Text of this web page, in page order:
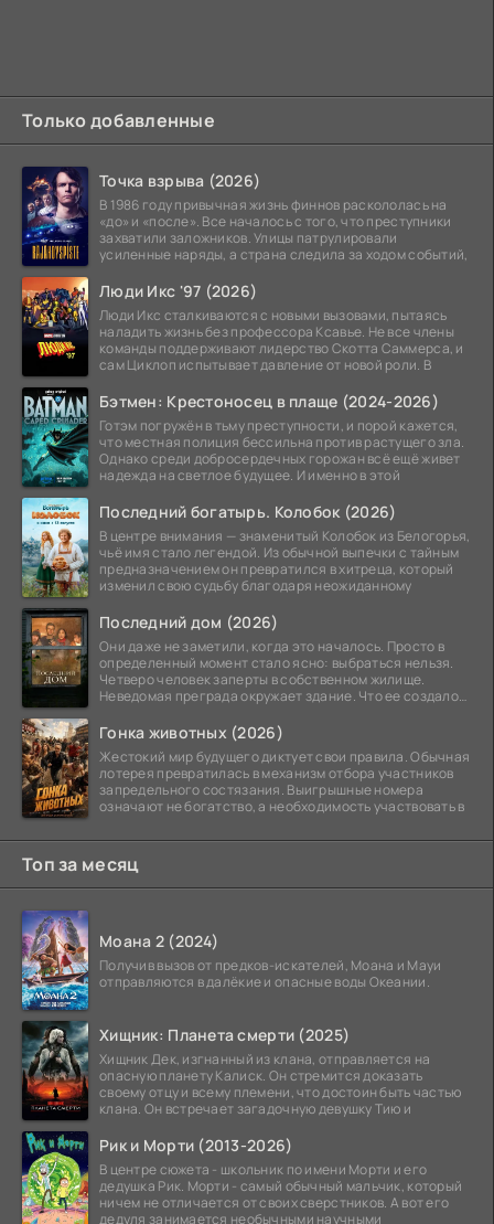
Только добавленные
Точка взрыва (2026)
В 1986 году привычная жизнь финнов раскололась на
«до» и «после». Все началось с того, что преступники
захватили заложников. Улицы патрулировали
усиленные наряды, а страна следила за ходом событий,
Люди Икс '97 (2026)
Люди Икс сталкиваются с новыми вызовами, пытаясь
наладить жизнь без профессора Ксавье. Не все члены
команды поддерживают лидерство Скотта Саммерса, и
сам Циклоп испытывает давление от новой роли. В
Бэтмен: Крестоносец в плаще (2024-2026)
Готэм погружён в тьму преступности, и порой кажется,
что местная полиция бессильна против растущего зла.
Однако среди добросердечных горожан всё ещё живет
надежда на светлое будущее. И именно в этой
Последний богатырь. Колобок (2026)
В центре внимания — знаменитый Колобок из Белогорья,
чьё имя стало легендой. Из обычной выпечки с тайным
предназначением он превратился в хитреца, который
изменил свою судьбу благодаря неожиданному
Последний дом (2026)
Они даже не заметили, когда это началось. Просто в
определенный момент стало ясно: выбраться нельзя.
Четверо человек заперты в собственном жилище.
Неведомая преграда окружает здание. Что ее создало
Гонка животных (2026)
Жестокий мир будущего диктует свои правила. Обычная
лотерея превратилась в механизм отбора участников
запредельного состязания. Выигрышные номера
означают не богатство, а необходимость участвовать в
Топ за месяц
Моана 2 (2024)
Получив вызов от предков-искателей, Моана и Мауи
отправляются в далёкие и опасные воды Океании.
Хищник: Планета смерти (2025)
Хищник Дек, изгнанный из клана, отправляется на
опасную планету Калиск. Он стремится доказать
своему отцу и всему племени, что достоин быть частью
клана. Он встречает загадочную девушку Тию и
Рик и Морти (2013-2026)
В центре сюжета - школьник по имени Морти и его
дедушка Рик. Морти - самый обычный мальчик, который
ничем не отличается от своих сверстников. А вот его
дедуля занимается необычными научными